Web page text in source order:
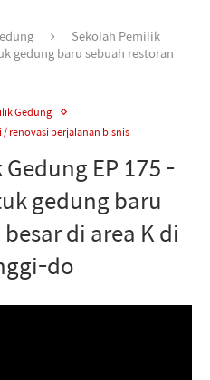
Sekolah Pemilik
gedung baru sebuah restoran
Gedung
renovasi perjalanan bisnis
EP 175 -
gedung baru
di area K di
do